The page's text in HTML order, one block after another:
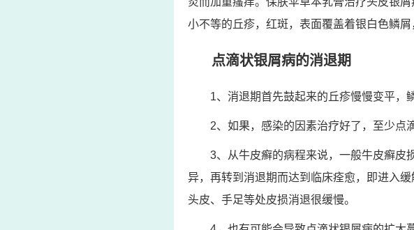
小不等的丘疹，红斑，表面覆盖着银白色鳞
点滴状银屑病的消退期
1、消退期首先鼓起来的丘疹慢慢变平，
2、如果，感染的因素治疗好了，至少点
3、从牛皮癣的病程来说，一般牛皮癣皮
异，再转到消退期而达到临床痊愈，即进入
头皮、手足等处皮损消退很缓慢。